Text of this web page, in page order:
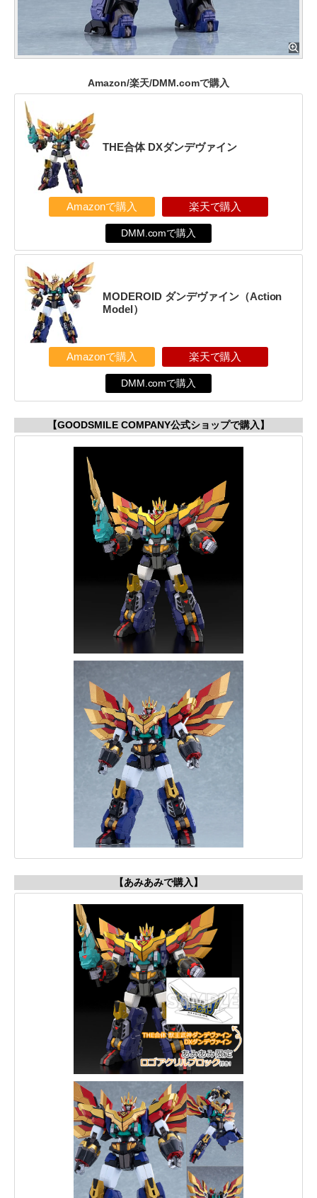
Amazon/楽天/DMM.comで購入
THE合体 DXダンデヴァイン
Amazonで購入 楽天で購入
DMM.comで購入
MODEROID ダンデヴァイン（Action
Model）
Amazonで購入 楽天で購入
DMM.comで購入
【GOODSMILE COMPANY公式ショップで購入】
【あみあみで購入】